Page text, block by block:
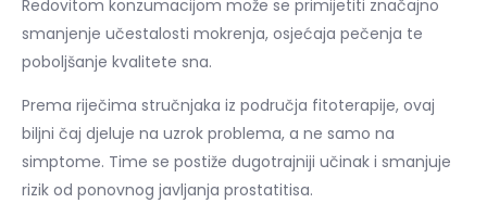
Redovitom konzumacijom može se primijetiti značajno
smanjenje učestalosti mokrenja, osjećaja pečenja te
poboljšanje kvalitete sna.
Prema riječima stručnjaka iz područja fitoterapije, ovaj
biljni čaj djeluje na uzrok problema, a ne samo na
simptome. Time se postiže dugotrajniji učinak i smanjuje
rizik od ponovnog javljanja prostatitisa.